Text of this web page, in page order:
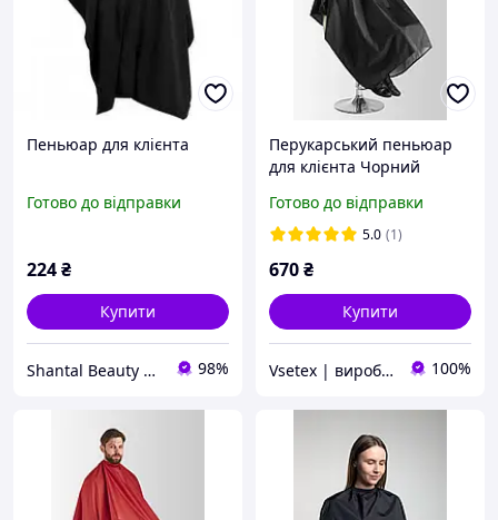
Пеньюар для клієнта
Готово до відправки
224₴
Купити
Shantal Beauty Shop 98%
Перукарський пеньюар
для клієнта Чорний
Готово до відправки
5.0 (1)
670₴
Купити
Vsetex | виробник корпоративного одягу 100%